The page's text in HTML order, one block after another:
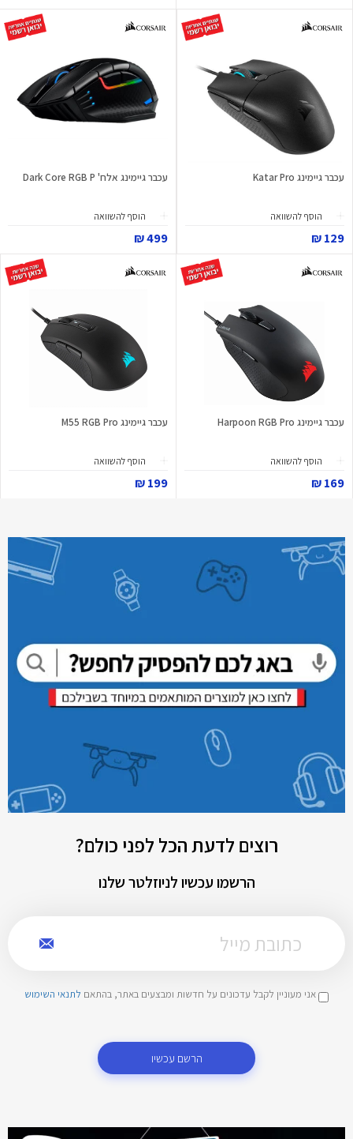
עכבר גיימינג Katar Pro
הוסף להשוואה
129 ₪
עכבר גיימינג אלח' Dark Core RGB P
הוסף להשוואה
499 ₪
עכבר גיימינג Harpoon RGB Pro
הוסף להשוואה
169 ₪
עכבר גיימינג M55 RGB Pro
הוסף להשוואה
199 ₪
רוצים לדעת הכל לפני כולם?
הרשמו עכשיו לניוזלטר שלנו
אני מעוניין לקבל עדכונים על חדשות ומבצעים באתר, בהתאם לתנאי השימוש
הרשם עכשיו